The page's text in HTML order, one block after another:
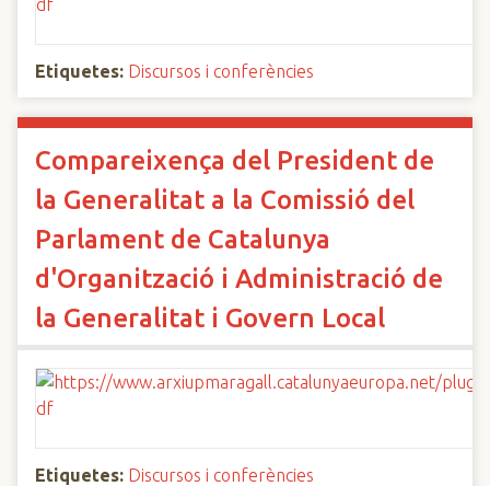
Etiquetes: Discursos i conferències
Compareixença del President de
la Generalitat a la Comissió del
Parlament de Catalunya
d'Organització i Administració de
la Generalitat i Govern Local
Etiquetes: Discursos i conferències